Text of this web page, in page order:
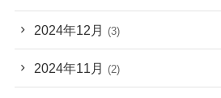
2024年12月 (3)
2024年11月 (2)